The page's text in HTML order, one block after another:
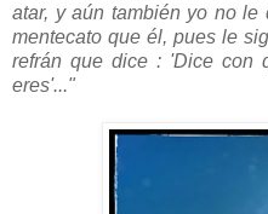
atar, y aún también yo no le
mentecato que él, pues le
refrán que dice : 'Dice con
eres'..."